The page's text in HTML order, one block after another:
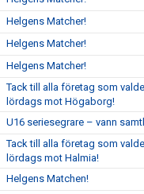
Helgens Matcher!
Helgens Matcher!
Helgens Matcher!
Tack till alla företag som
lördags mot Högaborg!
U16 seriesegrare – vann
Tack till alla företag som
lördags mot Halmia!
Helgens Matchen!